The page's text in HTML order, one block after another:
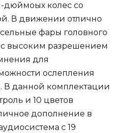
дюймоых колес со
В движении отлично
фары головного
с высоким разрешением
для
ослепления
В данной комплектации
и 10 цветов
дополнение в
с 19